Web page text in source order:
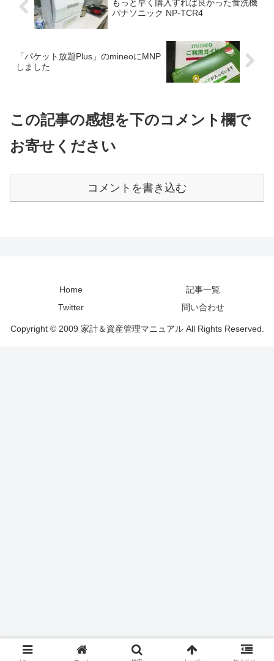
もっと早く購入すれば良かった食洗機
パナソニック NP-TCR4
「パケット放題Plus」のmineoにMNP
しました
この記事の感想を下のコメント欄で
お寄せください
コメントを書き込む
Home
記事一覧
Twitter
問い合わせ
Copyright © 2009 家計＆資産管理マニュアル All Rights Reserved.